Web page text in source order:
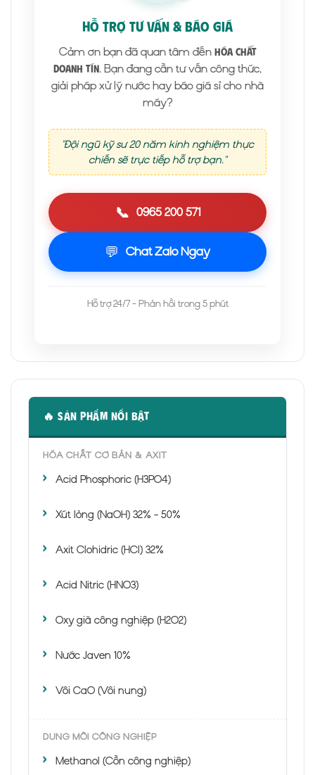
HỖ TRỢ TƯ VẤN & BÁO GIÁ
Cảm ơn bạn đã quan tâm đến Hóa Chất
Doanh Tín. Bạn đang cần tư vấn công thức,
giải pháp xử lý nước hay báo giá sỉ cho nhà
máy?
"Đội ngũ kỹ sư 20 năm kinh nghiệm thực
chiến sẽ trực tiếp hỗ trợ bạn."
📞 0965 200 571
💬 Chat Zalo Ngay
Hỗ trợ 24/7 - Phản hồi trong 5 phút
🔥 SẢN PHẨM NỔI BẬT
HÓA CHẤT CƠ BẢN & AXIT
Acid Phosphoric (H3PO4)
Xút lỏng (NaOH) 32% - 50%
Axit Clohidric (HCl) 32%
Acid Nitric (HNO3)
Oxy già công nghiệp (H2O2)
Nước Javen 10%
Vôi CaO (Vôi nung)
DUNG MÔI CÔNG NGHIỆP
Methanol (Cồn công nghiệp)